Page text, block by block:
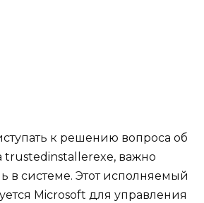
к решению вопроса об
важно
в системе. Этот исполняемый
Microsoft для управления